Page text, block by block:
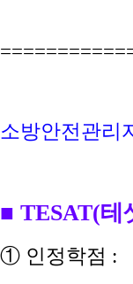
소방안전관리
■ TESAT(테
① 인정학점 :